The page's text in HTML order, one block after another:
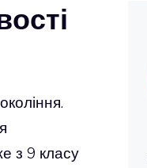
з 9 класу